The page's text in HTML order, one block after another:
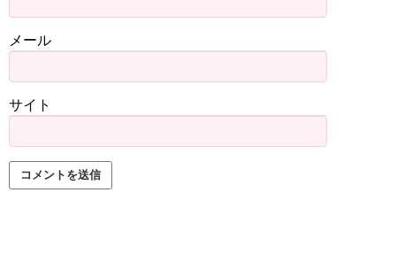
メール
サイト